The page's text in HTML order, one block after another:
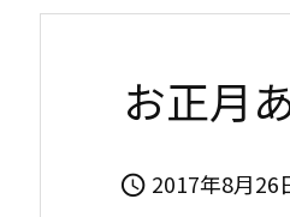
お正月
 2017年8月26